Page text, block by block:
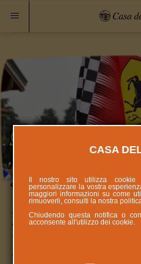
Si rinnova la
Lucia con le
Sole
CASA
Il nostro sito utilizza
personalizzare la vostra
maggiori informazioni su come
rimuoverli, consulti la nostra
Chiudendo questa notifica o
acconsente all'utilizzo dei cookie.